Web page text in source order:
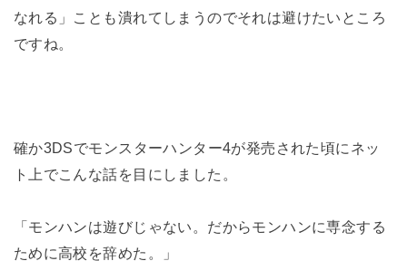
なれる」ことも潰れてしまうのでそれは避けたいところ
ですね。
確か3DSでモンスターハンター4が発売された頃にネッ
ト上でこんな話を目にしました。
「モンハンは遊びじゃない。だからモンハンに専念する
ために高校を辞めた。」